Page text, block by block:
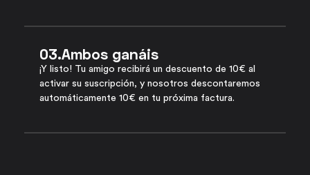
03.Ambos ganáis
¡Y listo! Tu amigo recibirá un descuento de 10€ al
activar su suscripción, y nosotros descontaremos
automáticamente 10€ en tu próxima factura.